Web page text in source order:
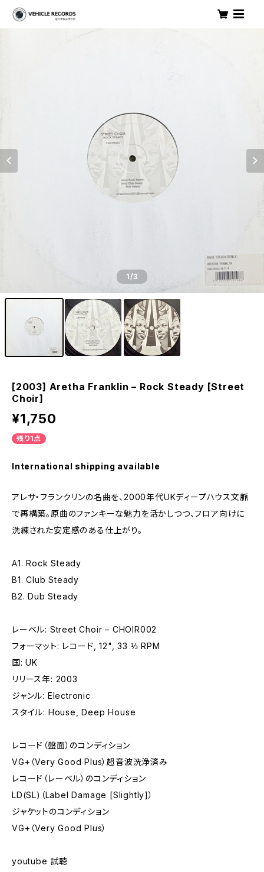
1/3
[2003] Aretha Franklin – Rock Steady [Street
Choir]
¥1,750
残り1点
International shipping available
アレサ・フランクリンの名曲を、2000年代UKディープハウス文脈
で再構築。原曲のファンキーな魅力を活かしつつ、フロア向けに
洗練された安定感のある仕上がり。
A1. Rock Steady
B1. Club Steady
B2. Dub Steady
レーベル: Street Choir – CHOIR002
フォーマット: レコード, 12", 33 ⅓ RPM
国: UK
リリース年: 2003
ジャンル: Electronic
スタイル: House, Deep House
レコード（盤面）のコンディション
VG+（Very Good Plus）超音波洗浄済み
レコード（レーベル）のコンディション
LD(SL)（Label Damage [Slightly]）
ジャケットのコンディション
VG+（Very Good Plus）
youtube 試聴